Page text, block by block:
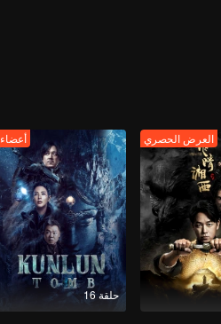
العرض الحصري
حلقة 16
أعضاء